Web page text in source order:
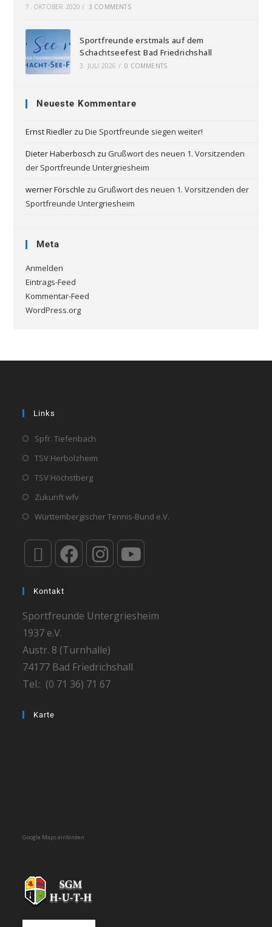
7. OKTOBER 2020 / 3 COMMENTS
Sportfreunde erstmals auf dem
Schachtseefest Bad Friedrichshall
3. JULI 2026 / 0 COMMENTS
Neueste Kommentare
Ernst Riedler zuDie Sportfreunde siegen weiter!
Dieter Haberbosch zu Grußwort des neuen 1. Vorsitzenden
der Sportfreunde Untergriesheim
werner Förschle zu Grußwort des neuen 1. Vorsitzenden der
Sportfreunde Untergriesheim
Meta
Anmelden
Eintrags-Feed
Kommentar-Feed
WordPress.org
Links
Spfr. Tiefenbach
TSV Herbolzheim
TSV Höchstberg
Zukunft wfv
Württembergischer Tennis-Bund e.V.
Kontakt
Sportfreunde Untergriesheim
1937 e.V.
Austr. 8 (Turnhalle)
74177 Bad Friedrichshall
Tel.: (0 71 36) 71 67
Karte
Google Maps einbinden